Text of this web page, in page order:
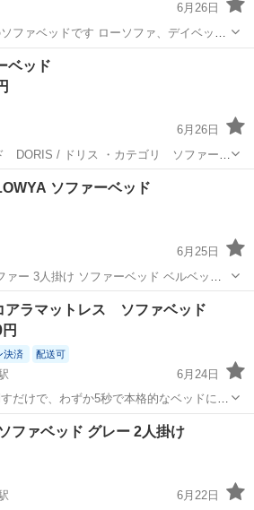
6月26日
ファベッドです ローソファ、デイベッド
ベッド
ベッド
6月26日
DORIS / ドリス ・カテゴリ ソファーベ
人掛け - 横幅 180cm、2分割・単独使
座面高23〜33cm）...
ロウヤLOWYA ソファーベッド
6月25日
ー 3人掛け ソファーベッド ベルベット
グレーベージュ 大人可愛い、
アラマットレス ソファベッド
決済 配送可
6月24日
だけで、わずか5秒で本格的なベッドに早
ベッド。 ベッドとしての使用時には、ク
トッパーがゆったり快適な寝心地を提供
とグレ...
町駅 ベッド
ファベッド グレー 2人掛け
6月22日